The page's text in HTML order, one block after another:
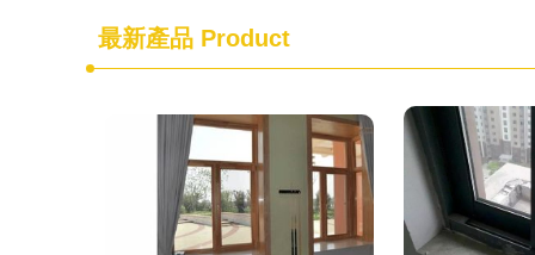
最新產品 Product